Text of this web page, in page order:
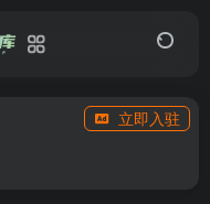
立即入驻